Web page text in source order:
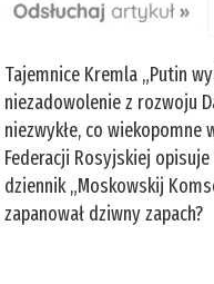
Tajemnice Kremla „Putin
niezadowolenie z rozwoju
niezwykłe, co wiekopomne
Federacji Rosyjskiej
dziennik „Moskowskij
zapanował dziwny zapach?